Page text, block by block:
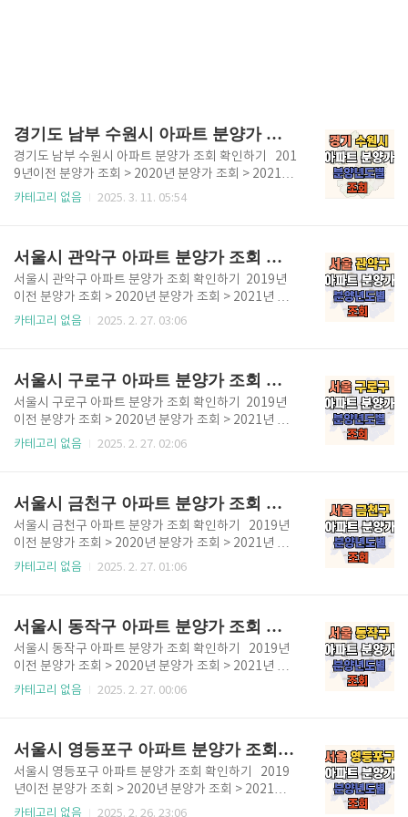
경기도 남부 수원시 아파트 분양가 조회 확인하기
경기도 남부 수원시 아파트 분양가 조회 확인하기 201
9년이전 분양가 조회 > 2020년 분양가 조회 > 2021년
분양가 조회 > 2022년 분양가 조회 > 2023년 분양가
는 매년 많은 편이었으며, 광교신도시가 있는 곳입니다.
대기업 삼성이 수원, 화성에 있어 직주근접의 지리적 이
점이 있습니다. 교통망도 훌륭하며 계속 개발 예정입니
다. ✅ 경기도 수원특례시 2020년도 이후 분양한 아파
트 안내 2020년도 경기 수원시 아파트 분양 목록수원
카테고리 없음 2025. 3. 11. 05:54
서울시 관악구 아파트 분양가 조회 확인하기
서울시 관악구 아파트 분양가 조회 확인하기 2019년
이전 분양가 조회 > 2020년 분양가 조회 > 2021년 분
양가 조회 > 2022년 분양가 조회 > 2023년 분양가 조
0년부터 분양한 아파트는 아래 표를 확인하시고 위 버
튼을 통해 분양가를 확인하시기 바랍니다. ✅ 서울 관악
구 2020년도 이후 분양한 아파트 목록 2021년도 서울
시 관악구 분양 아파트 목록관악 중앙하이츠 포레신림
스카이 아파트2022년도 서울시 관악구 분양 아파트 목
스..
카테고리 없음 2025. 2. 27. 03:06
서울시 구로구 아파트 분양가 조회 확인하기
서울시 구로구 아파트 분양가 조회 확인하기 2019년
이전 분양가 조회 > 2020년 분양가 조회 > 2021년 분
양가 조회 > 2022년 분양가 조회 > 2023년 분양가 조
주시기 바랍니다. 2020년부터 분양한 아파트는 아래
표에 작성하였으니 확인하시고 위 버튼을 이용하시기
바랍니다. ✅ 서울 구로구 2020년도 이후 분양한 아파
트 안내 2022년도 분양한 서울 구로구 아파트신영지웰
에스테이트 개봉역남구로역 동일 센타시아천왕역 모아
카테고리 없음 2025. 2. 27. 02:06
서울시 금천구 아파트 분양가 조회 확인하기
서울시 금천구 아파트 분양가 조회 확인하기 2019년
이전 분양가 조회 > 2020년 분양가 조회 > 2021년 분
양가 조회 > 2022년 분양가 조회 > 2023년 분양가 조
려주세요. 2020년부터 분양한 아파트는 아래 표에 작
성하였으니 확인부탁드립니다. ✅ 서울 금천구 2020년
도 이후 분양한 아파트 안내 2022년도 서울시 금천구
아파트 분양 목록신독산 솔리힐 뉴포레2024년도 서울
시 금천구 아파트 분양 목록한신더휴 하이엔에듀포
카테고리 없음 2025. 2. 27. 01:06
서울시 동작구 아파트 분양가 조회 확인하기
서울시 동작구 아파트 분양가 조회 확인하기 2019년
이전 분양가 조회 > 2020년 분양가 조회 > 2021년 분
양가 조회 > 2022년 분양가 조회 > 2023년 분양가 조
0년부터 분양한 아파트는 아래 표에 작성하였으니 확인
후 위 버튼을 활용하세요. ✅ 2020년도 이후 분양한 서
울시 동작구 아파트 안내 2020년도 서울 동작구 분양
아파트흑석리버파크자이상도역 롯데캐슬2023년도 서
카테고리 없음 2025. 2. 27. 00:06
서울시 영등포구 아파트 분양가 조회 확인하기
서울시 영등포구 아파트 분양가 조회 확인하기 2019
년이전 분양가 조회 > 2020년 분양가 조회 > 2021년
분양가 조회 > 2022년 분양가 조회 > 2023년 분양가
카테고리 없음 2025. 2. 26. 23:06